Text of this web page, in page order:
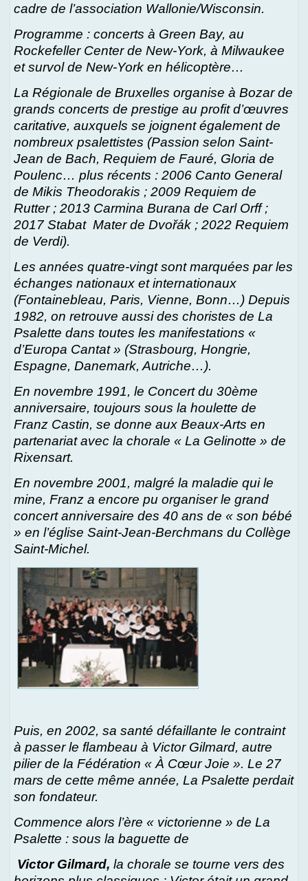
cadre de l’association Wallonie/Wisconsin.
Programme : concerts à Green Bay, au
Rockefeller Center de New-York, à Milwaukee
et survol de New-York en hélicoptère…
La Régionale de Bruxelles organise à Bozar de
grands concerts de prestige au profit d’œuvres
caritative, auxquels se joignent également de
nombreux psalettistes (Passion selon Saint-
Jean de Bach, Requiem de Fauré, Gloria de
Poulenc… plus récents : 2006 Canto General
de Mikis Theodorakis ; 2009 Requiem de
Rutter ; 2013 Carmina Burana de Carl Orff ;
2017 Stabat Mater de Dvořák ; 2022 Requiem
de Verdi).
Les années quatre-vingt sont marquées par les
échanges nationaux et internationaux
(Fontainebleau, Paris, Vienne, Bonn…) Depuis
1982, on retrouve aussi des choristes de La
Psalette dans toutes les manifestations «
d’Europa Cantat » (Strasbourg, Hongrie,
Espagne, Danemark, Autriche…).
En novembre 1991, le Concert du 30ème
anniversaire, toujours sous la houlette de
Franz Castin, se donne aux Beaux-Arts en
partenariat avec la chorale « La Gelinotte » de
Rixensart.
En novembre 2001, malgré la maladie qui le
mine, Franz a encore pu organiser le grand
concert anniversaire des 40 ans de « son bébé
» en l’église Saint-Jean-Berchmans du Collège
Saint-Michel.
Puis, en 2002, sa santé défaillante le contraint
à passer le flambeau à Victor Gilmard, autre
pilier de la Fédération « À Cœur Joie ». Le 27
mars de cette même année, La Psalette perdait
son fondateur.
Commence alors l’ère « victorienne » de La
Psalette : sous la baguette de
Victor Gilmard,la chorale se tourne vers des